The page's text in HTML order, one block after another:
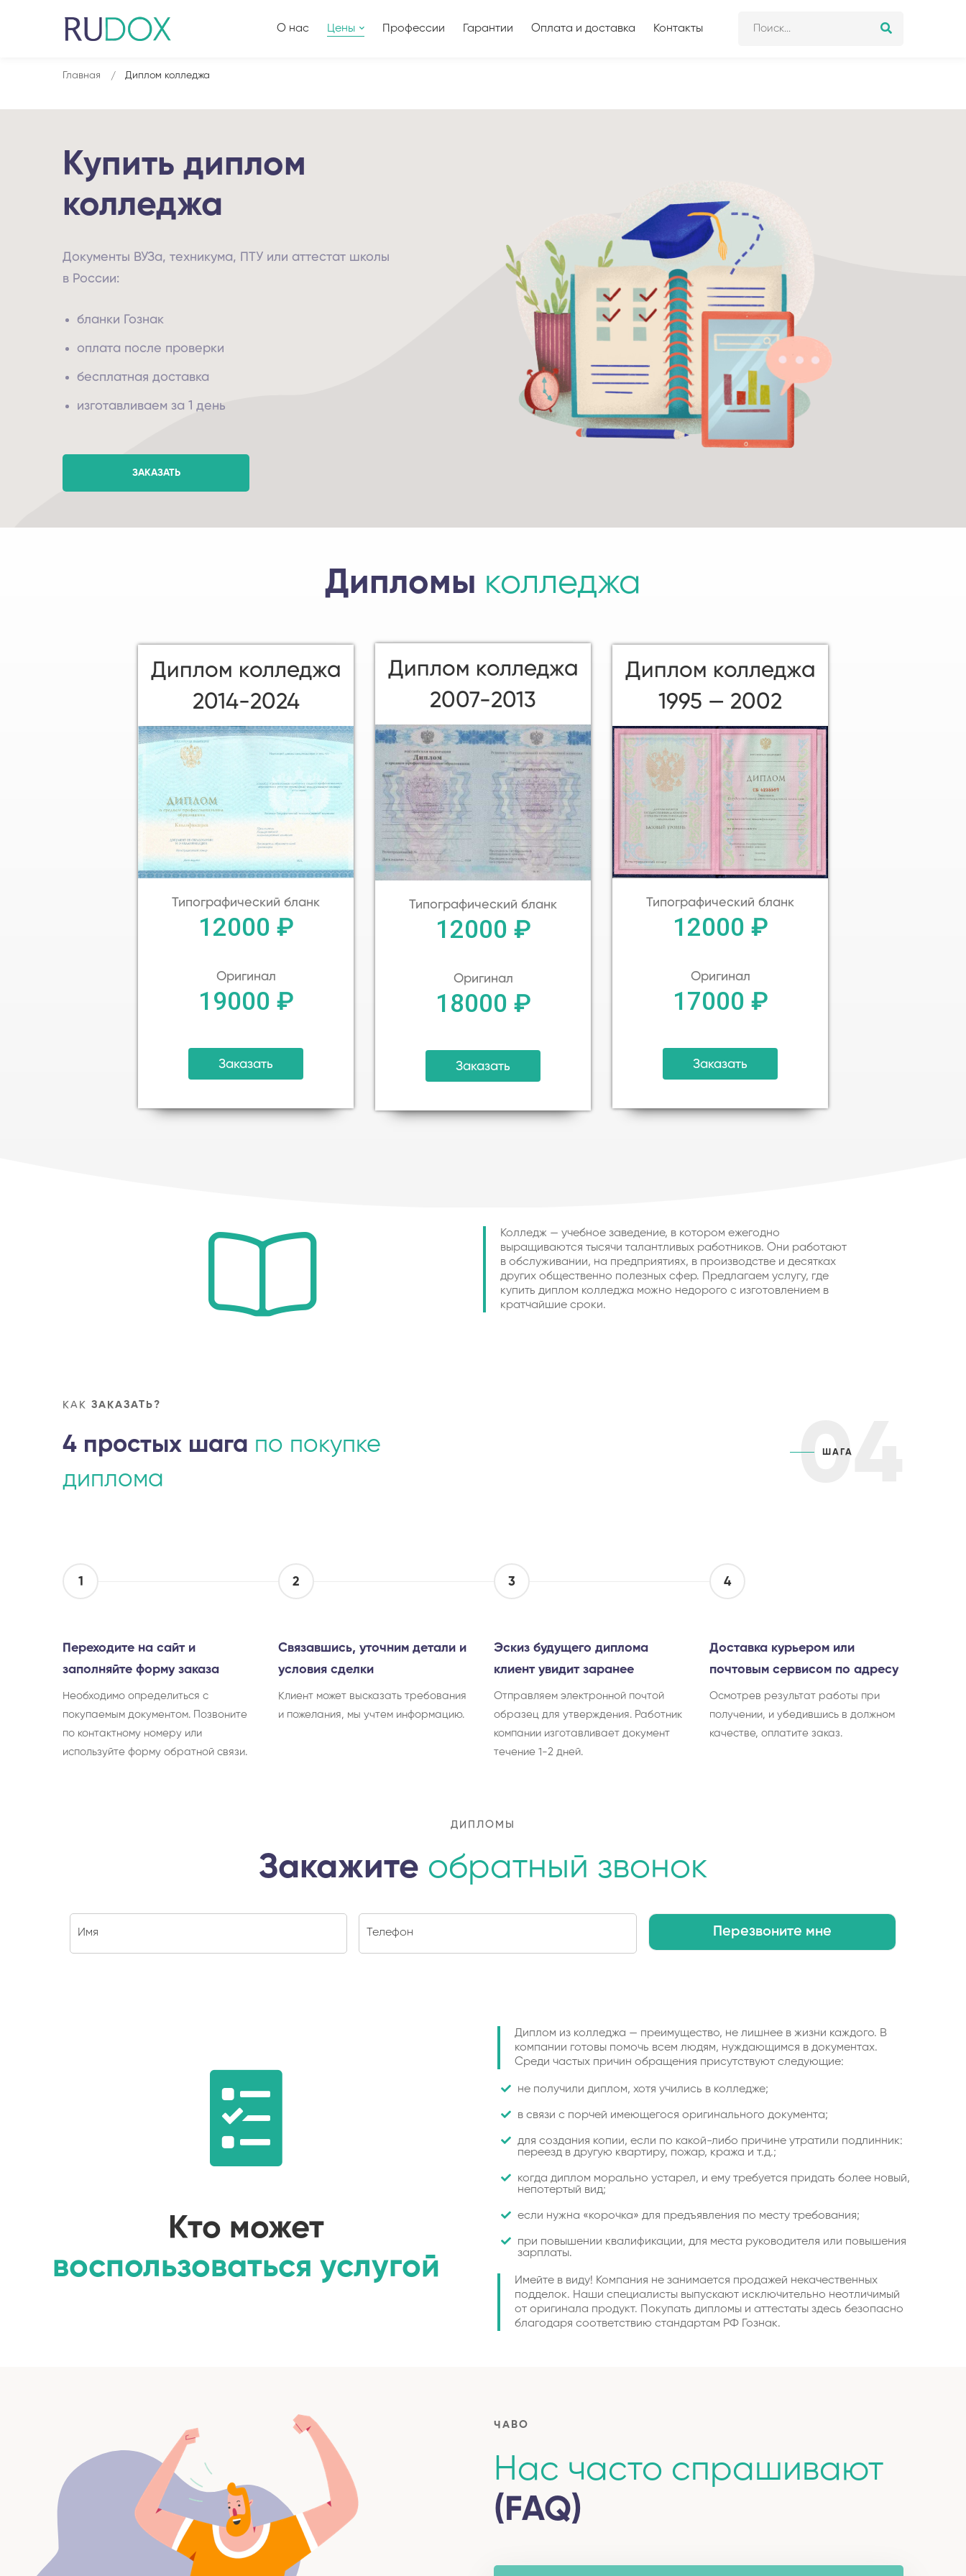
О нас Цены Профессии Гарантии Оплата и доставка Контакты
Главная Диплом колледжа
Купить диплом
колледжа
Документы ВУЗа, техникума, ПТУ или аттестат школы
в России:
бланки Гознак
оплата после проверки
бесплатная доставка
изготавливаем за 1 день
ЗАКАЗАТЬ
Дипломы колледжа
Диплом колледжа
2014-2024
Типографический бланк
12000 ₽
Оригинал
19000 ₽
Заказать
Диплом колледжа
2007-2013
Типографический бланк
12000 ₽
Оригинал
18000 ₽
Заказать
Диплом колледжа
1995 — 2002
Типографический бланк
12000 ₽
Оригинал
17000 ₽
Заказать
Колледж — учебное заведение, в котором ежегодно
выращиваются тысячи талантливых работников. Они работают
в обслуживании, на предприятиях, в производстве и десятках
других общественно полезных сфер. Предлагаем услугу, где
купить диплом колледжа можно недорого с изготовлением в
кратчайшие сроки.
КАК ЗАКАЗАТЬ?
4 простых шага по покупке
диплома
04
ШАГА
1
Переходите на сайт и
заполняйте форму заказа
Необходимо определиться с
покупаемым документом. Позвоните
по контактному номеру или
используйте форму обратной связи.
2
Связавшись, уточним детали и
условия сделки
Клиент может высказать требования
и пожелания, мы учтем информацию.
3
Эскиз будущего диплома
клиент увидит заранее
Отправляем электронной почтой
образец для утверждения. Работник
компании изготавливает документ
течение 1-2 дней.
4
Доставка курьером или
почтовым сервисом по адресу
Осмотрев результат работы при
получении, и убедившись в должном
качестве, оплатите заказ.
ДИПЛОМЫ
Закажите обратный звонок
Перезвоните мне
Кто может
воспользоваться услугой
Диплом из колледжа — преимущество, не лишнее в жизни каждого. В
компании готовы помочь всем людям, нуждающимся в документах.
Среди частых причин обращения присутствуют следующие:
не получили диплом, хотя учились в колледже;
в связи с порчей имеющегося оригинального документа;
для создания копии, если по какой-либо причине утратили подлинник:
переезд в другую квартиру, пожар, кража и т.д.;
когда диплом морально устарел, и ему требуется придать более новый,
непотертый вид;
если нужна «корочка» для предъявления по месту требования;
при повышении квалификации, для места руководителя или повышения
зарплаты.
Имейте в виду! Компания не занимается продажей некачественных
подделок. Наши специалисты выпускают исключительно неотличимый
от оригинала продукт. Покупать дипломы и аттестаты здесь безопасно
благодаря соответствию стандартам РФ Гознак.
ЧАВО
Нас часто спрашивают
(FAQ)